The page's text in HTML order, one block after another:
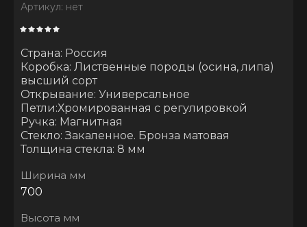
Артикул: нет
Страна: Россия
Коробка: Лиственные породы (осина, липа)
высший сорт
Открывание: Универсальное
Петли:Хромированная с регулировкой
Ручка: Магнитная
Стекло: Закаленное. Бронза матовая
Толщина стекла: 8 мм
Ширина мм
700
Высота мм